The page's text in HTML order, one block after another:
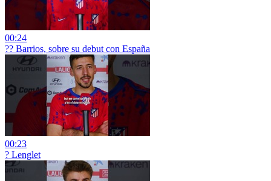
00:24
?? Barrios, sobre su debut con España
00:23
?️ Lenglet